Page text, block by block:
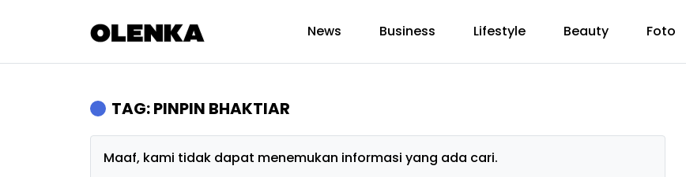
News Business Lifestyle Beauty Foto
TAG: PINPIN BHAKTIAR
Maaf, kami tidak dapat menemukan informasi yang ada cari.